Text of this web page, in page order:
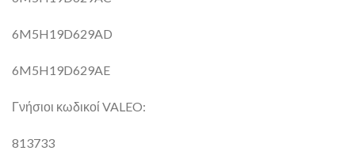
6M5H19D629AD
6M5H19D629AE
Γνήσιοι κωδικοί VALEO:
813733